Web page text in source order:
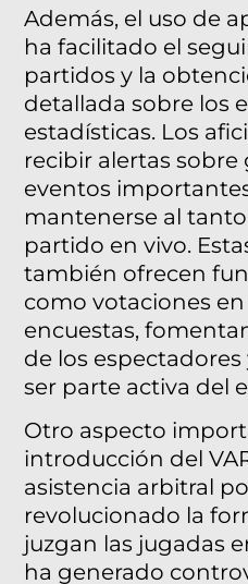
Además, el uso de
ha facilitado el
partidos y la
detallada sobre los
estadísticas. Los
recibir alertas sobre
eventos
mantenerse al
partido en vivo.
también ofrecen
como votaciones
encuestas,
de los
ser parte activa del
Otro aspecto
introducción del
asistencia arbitral
revolucionado la
juzgan las jugadas
ha generado